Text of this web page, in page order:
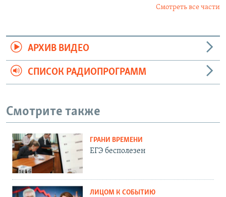
Смотреть все части
АРХИВ ВИДЕО
СПИСОК РАДИОПРОГРАММ
Смотрите также
ГРАНИ ВРЕМЕНИ
ЕГЭ бесполезен
ЛИЦОМ К СОБЫТИЮ